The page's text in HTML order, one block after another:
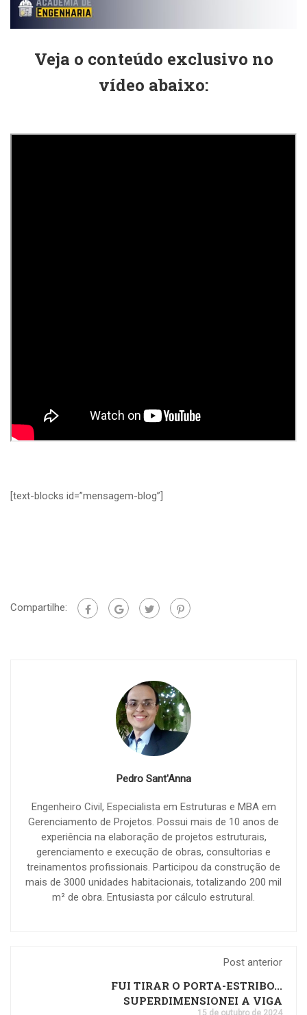
Veja o conteúdo exclusivo no
vídeo abaixo:
[text-blocks id=”mensagem-blog”]
Compartilhe:
Pedro Sant'Anna
Engenheiro Civil, Especialista em Estruturas e MBA em
Gerenciamento de Projetos. Possui mais de 10 anos de
experiência na elaboração de projetos estruturais,
gerenciamento e execução de obras, consultorias e
treinamentos profissionais. Participou da construção de
mais de 3000 unidades habitacionais, totalizando 200 mil
m² de obra. Entusiasta por cálculo estrutural.
Post anterior
FUI TIRAR O PORTA-ESTRIBO...
SUPERDIMENSIONEI A VIGA